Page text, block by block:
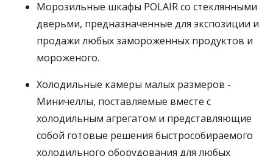
Морозильные шкафы POLAIR со стеклянными
дверьми, предназначенные для экспозиции и
продажи любых замороженных продуктов и
мороженого.
Холодильные камеры малых размеров -
Миничеллы, поставляемые вместе с
холодильным агрегатом и представляющие
собой готовые решения быстрособираемого
холодильного оборудования для любых